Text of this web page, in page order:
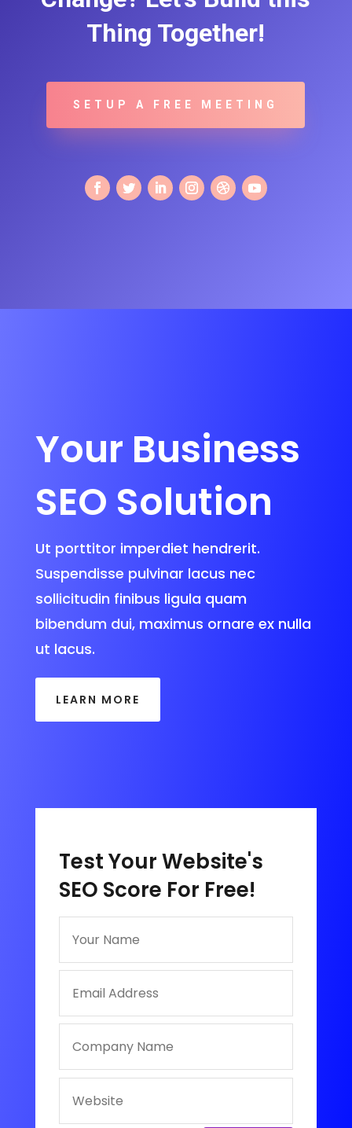
Thing Together!
SETUP A FREE MEETING
Your Business
SEO Solution
Ut porttitor imperdiet hendrerit.
Suspendisse pulvinar lacus nec
sollicitudin finibus ligula quam
bibendum dui, maximus ornare ex nulla
ut lacus.
LEARN MORE
Test Your Website's
SEO Score For Free!